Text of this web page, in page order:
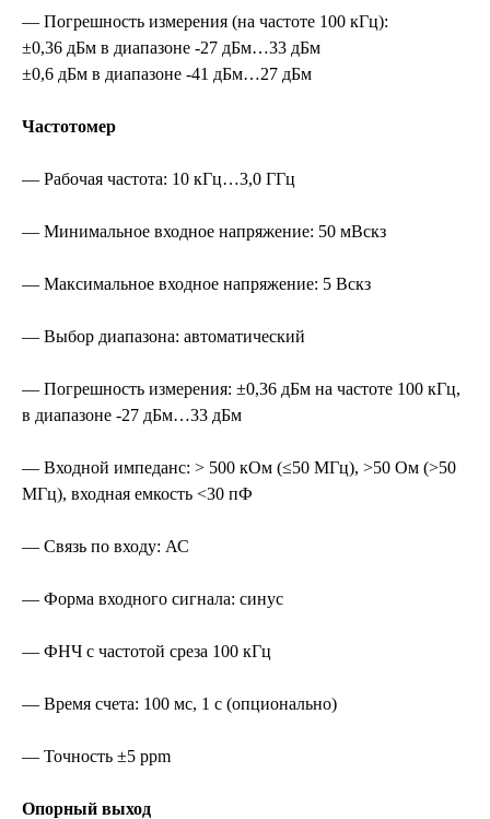
— Погрешность измерения (на частоте 100 кГц):
±0,36 дБм в диапазоне -27 дБм…33 дБм
±0,6 дБм в диапазоне -41 дБм…27 дБм
Частотомер
— Рабочая частота: 10 кГц…3,0 ГГц
— Минимальное входное напряжение: 50 мВскз
— Максимальное входное напряжение: 5 Вскз
— Выбор диапазона: автоматический
— Погрешность измерения: ±0,36 дБм на частоте 100 кГц,
в диапазоне -27 дБм…33 дБм
— Входной импеданс: > 500 кОм (≤50 МГц), >50 Ом (>50
МГц), входная емкость <30 пФ
— Связь по входу: АС
— Форма входного сигнала: синус
— ФНЧ с частотой среза 100 кГц
— Время счета: 100 мс, 1 с (опционально)
— Точность ±5 ppm
Опорный выход